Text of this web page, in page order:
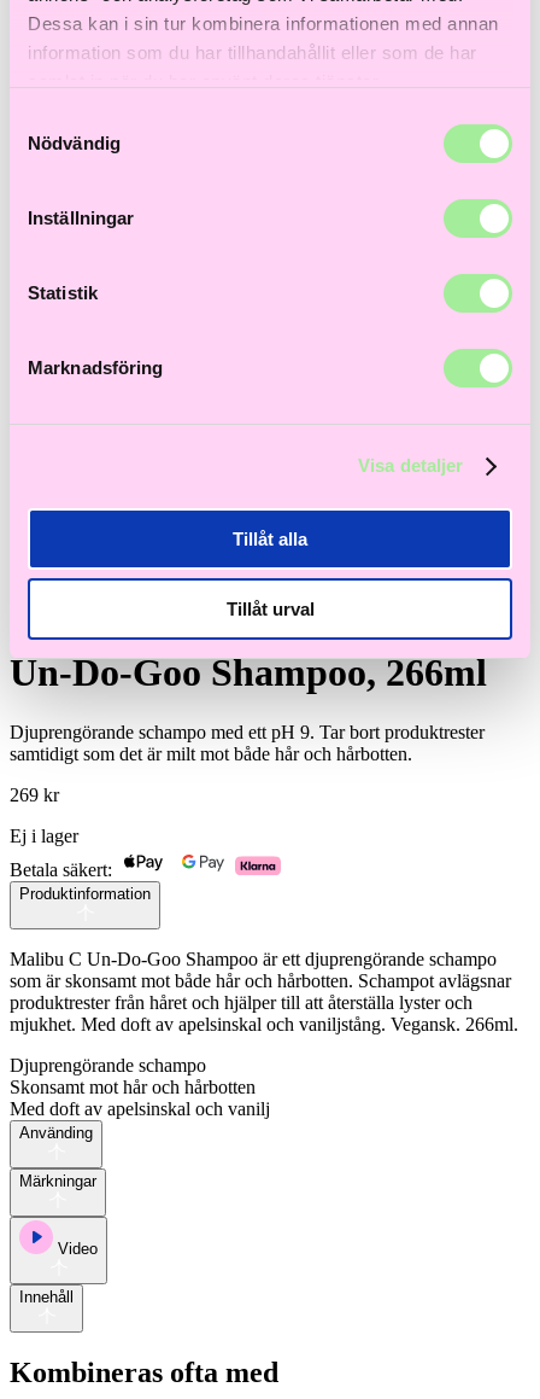
Dessa kan i sin tur kombinera informationen med annan
information som du har tillhandahållit eller som de har
Nödvändig
Inställningar
Statistik
Marknadsföring
Visa detaljer
Tillåt alla
Tillåt urval
Hem>Åldrande hår> Un-Do-Goo Shampoo, 266ml
Malibu C
Un-Do-Goo Shampoo, 266ml
Djuprengörande schampo med ett pH 9. Tar bort produktrester
samtidigt som det är milt mot både hår och hårbotten.
269 kr
Ej i lager
Betala säkert:
Produktinformation
Malibu C Un-Do-Goo Shampoo är ett djuprengörande schampo
som är skonsamt mot både hår och hårbotten. Schampot avlägsnar
produktrester från håret och hjälper till att återställa lyster och
mjukhet. Med doft av apelsinskal och vaniljstång. Vegansk. 266ml.
Djuprengörande schampo
Skonsamt mot hår och hårbotten
Med doft av apelsinskal och vanilj
Använding
Märkningar
Video
Innehåll
Kombineras ofta med